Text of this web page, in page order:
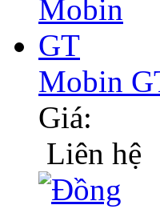
Mobin
Giá:
Liên hệ